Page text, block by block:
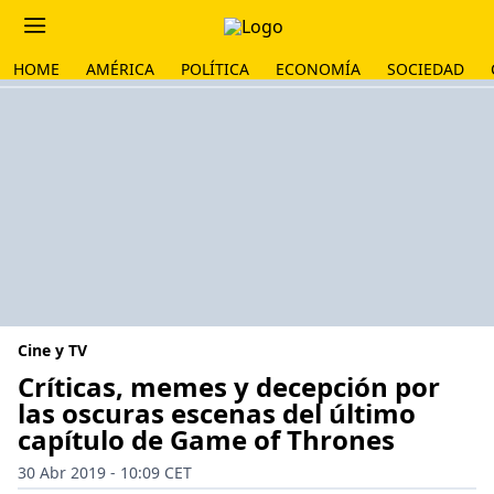
HOME AMÉRICA POLÍTICA ECONOMÍA SOCIEDAD
Cine y TV
Críticas, memes y decepción por
las oscuras escenas del último
capítulo de Game of Thrones
30 Abr 2019 - 10:09 CET